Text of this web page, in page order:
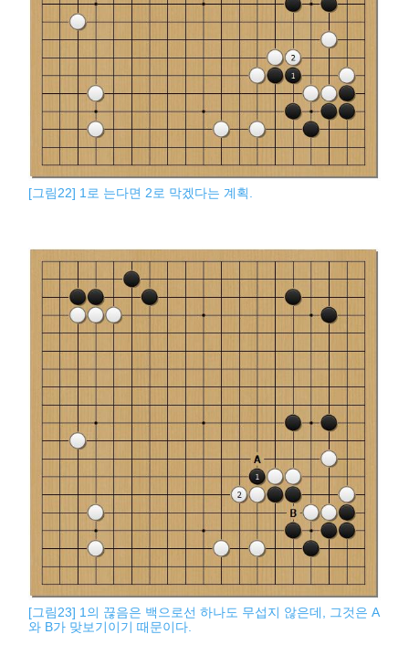
[그림22] 1로 는다면 2로 막겠다는 계획.
[그림23] 1의 끊음은 백으로선 하나도 무섭지 않은데, 그것은 A
와 B가 맞보기이기 때문이다.